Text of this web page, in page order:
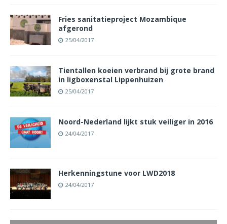
Fries sanitatieproject Mozambique
afgerond
25/04/2017
Tientallen koeien verbrand bij grote brand
in ligboxenstal Lippenhuizen
25/04/2017
Noord-Nederland lijkt stuk veiliger in 2016
24/04/2017
Herkenningstune voor LWD2018
24/04/2017